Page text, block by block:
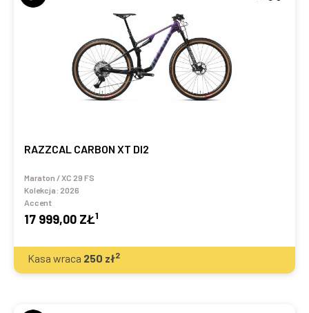
RAZZCAL CARBON XT DI2
Maraton / XC 29 FS
Kolekcja: 2026
Accent
17 999,00 ZŁ1
Kasa wraca 250 zł2